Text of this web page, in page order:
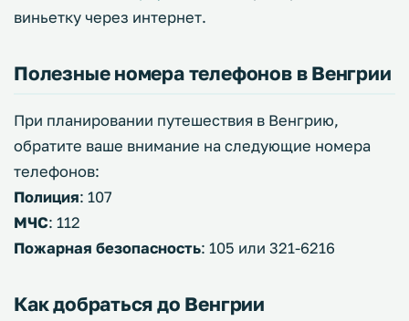
виньетку через интернет.
Полезные номера телефонов в Венгрии
При планировании путешествия в Венгрию,
обратите ваше внимание на следующие номера
телефонов:
Полиция: 107
МЧС: 112
Пожарная безопасность: 105 или 321-6216
Как добраться до Венгрии